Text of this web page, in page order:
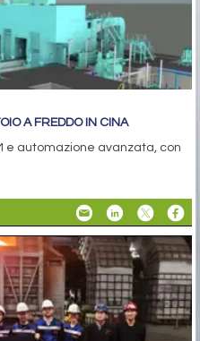
A FREDDO IN CINA
e automazione avanzata, con